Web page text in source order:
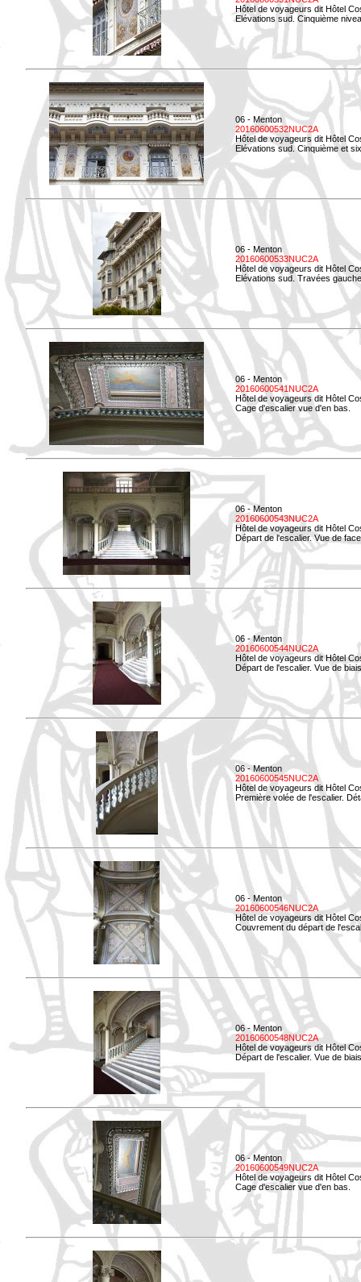
Hôtel de voyageurs dit Hôtel
Elévations sud. Cinquième
06 - Menton
20160600532NUC2A
Hôtel de voyageurs dit Hôtel
Elévations sud. Cinquième et
06 - Menton
20160600533NUC2A
Hôtel de voyageurs dit Hôtel
Elévations sud. Travées
06 - Menton
20160600541NUC2A
Hôtel de voyageurs dit Hôtel
Cage d'escalier vue d'en bas.
06 - Menton
20160600543NUC2A
Hôtel de voyageurs dit Hôtel
Départ de l'escalier. Vue de
06 - Menton
20160600544NUC2A
Hôtel de voyageurs dit Hôtel
Départ de l'escalier. Vue de
06 - Menton
20160600545NUC2A
Hôtel de voyageurs dit Hôtel
Première volée de l'escalier.
06 - Menton
20160600546NUC2A
Hôtel de voyageurs dit Hôtel
Couvrement du départ de
06 - Menton
20160600548NUC2A
Hôtel de voyageurs dit Hôtel
Départ de l'escalier. Vue de
06 - Menton
20160600549NUC2A
Hôtel de voyageurs dit Hôtel
Cage d'escalier vue d'en bas.